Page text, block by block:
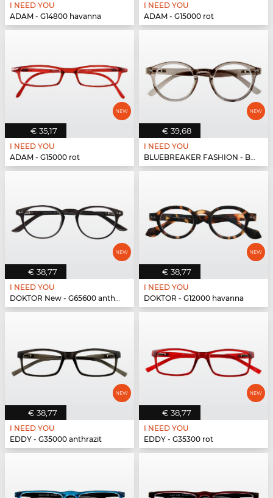
I NEED YOU
ADAM - G14800 havanna
I NEED YOU
ADAM - G15000 rot
€ 35,17
I NEED YOU
ADAM - G15000 rot
€ 39,68
I NEED YOU
BLUEBREAKER FASHION - BLUEBR Fashion G79600 grau
€ 38,77
I NEED YOU
DOKTOR New - G65600 anthrazit
€ 38,77
I NEED YOU
DOKTOR - G12000 havanna
€ 38,77
I NEED YOU
EDDY - G35000 anthrazit
€ 38,77
I NEED YOU
EDDY - G35300 rot